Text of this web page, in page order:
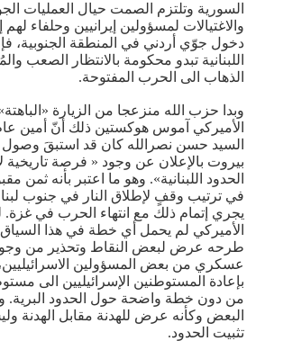
السورية وتلتزم الصمت حيال العمليات
والاغتيالات لمسؤولين إيرانيين وحلفاء
دخول جوّي أردني في المنطقة الجنوبية،
اللبنانية تبدو محكومة بالانتظار الصعب
الذهاب الى الحرب المفتوحة.
وبدا حزب الله منزعجا من الزيارة
الأميركي آموس هوكستين ذلك أنّ أمين
السيد حسن نصرالله كان قد استبقَ
بيروت بالإعلان عن وجود « فرصة تاريخية
الحدود اللبنانية». وهو ما اعتبر بأنه ثمن
في ترتيب وقفٍ لإطلاق النار في جنوب
يجري إتمام ذلك مع انتهاء الحرب في
الأميركي لم يحمل أي خطة في هذا
طرحه عرض لبعض النقاط وتحذير من
عسكري من بعض المسؤولين
بإعادة المستوطنين الإسرائيليين الى
من دون خطة واضحة حول الحدود البرية.
البعض وكأنه عرض للهدنة مقابل الهدنة
تثبيت الحدود.